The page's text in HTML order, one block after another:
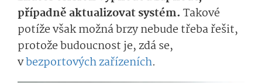
případně aktualizovat systém. Takové
potíže však možná brzy nebude třeba řešit,
protože budoucnost je, zdá se,
vbezportových zařízeních.